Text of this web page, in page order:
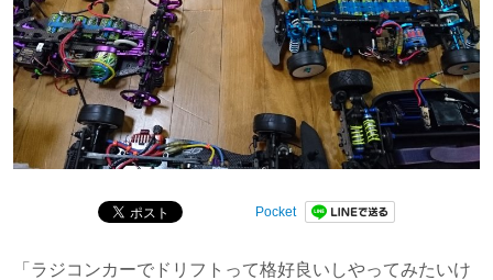
Pocket
「ラジコンカーでドリフトって格好良いしやってみたいけ